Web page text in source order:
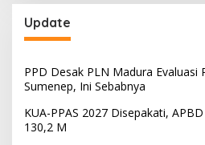
Update
PPD Desak PLN Madura Evaluasi
Sumenep, Ini Sebabnya
KUA-PPAS 2027 Disepakati,
130,2 M